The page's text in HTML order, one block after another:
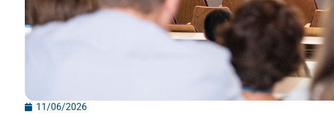
11/06/2026